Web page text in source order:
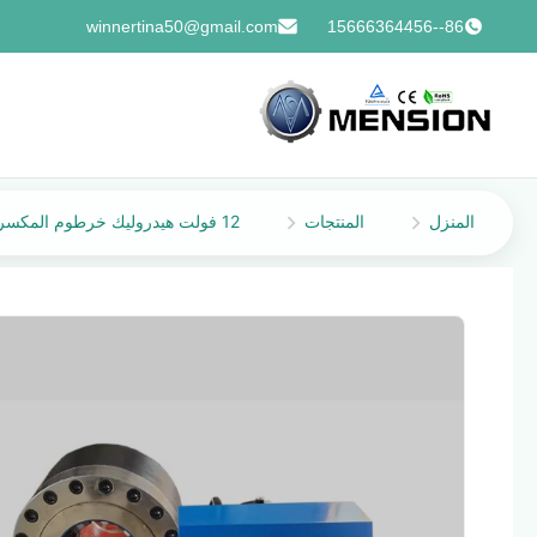
86--15666364456
winnertina50@gmail.com
المنزل المنتجات 12 فولت هيدروليك خرطوم المكسرات